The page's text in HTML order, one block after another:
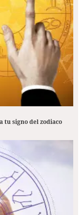
tu signo del zodiaco